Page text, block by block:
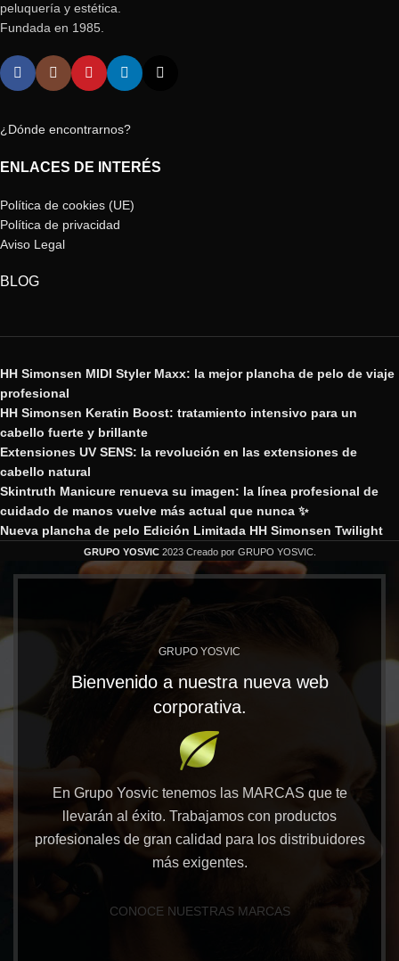
peluquería y estética.
Fundada en 1985.
¿Dónde encontrarnos?
ENLACES DE INTERÉS
Política de cookies (UE)
Política de privacidad
Aviso Legal
BLOG
HH Simonsen MIDI Styler Maxx: la mejor plancha de pelo de viaje
profesional
HH Simonsen Keratin Boost: tratamiento intensivo para un
cabello fuerte y brillante
Extensiones UV SENS: la revolución en las extensiones de
cabello natural
Skintruth Manicure renueva su imagen: la línea profesional de
cuidado de manos vuelve más actual que nunca ✨
Nueva plancha de pelo Edición Limitada HH Simonsen Twilight
GRUPO YOSVIC 2023 Creado por GRUPO YOSVIC.
GRUPO YOSVIC
Bienvenido a nuestra nueva web
corporativa.
En Grupo Yosvic tenemos las MARCAS que te
llevarán al éxito. Trabajamos con productos
profesionales de gran calidad para los distribuidores
más exigentes.
CONOCE NUESTRAS MARCAS